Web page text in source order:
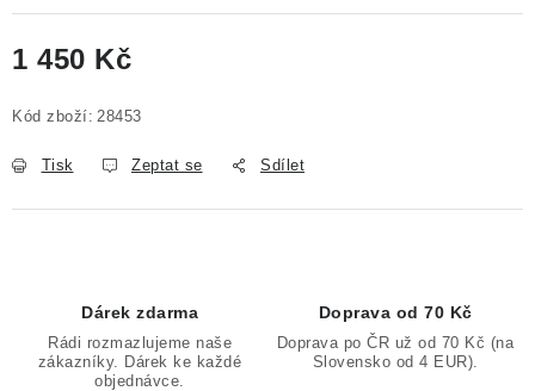
1 450 Kč
Kód zboží: 28453
Tisk Zeptat se Sdílet
Dárek zdarma
Rádi rozmazlujeme naše
zákazníky. Dárek ke každé
objednávce.
Doprava od 70 Kč
Doprava po ČR už od 70 Kč (na
Slovensko od 4 EUR).